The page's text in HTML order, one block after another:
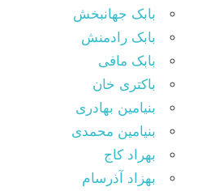
بابک جهانبخش
بابک رادمنش
بابک مافی
باکتری خان
بنیامین بهادری
بنیامین محمدی
بهراد کاج
بهزاد آذرسام